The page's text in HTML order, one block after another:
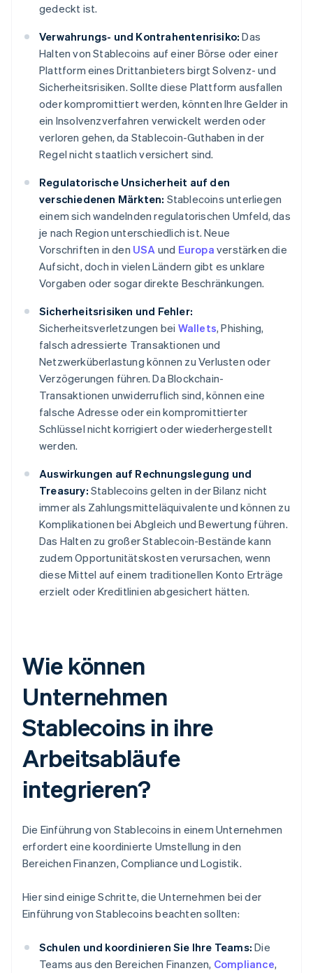
gedeckt ist.
Verwahrungs- und Kontrahentenrisiko: Das
Halten von Stablecoins auf einer Börse oder einer
Plattform eines Drittanbieters birgt Solvenz- und
Sicherheitsrisiken. Sollte diese Plattform ausfallen
oder kompromittiert werden, könnten Ihre Gelder in
ein Insolvenzverfahren verwickelt werden oder
verloren gehen, da Stablecoin-Guthaben in der
Regel nicht staatlich versichert sind.
Regulatorische Unsicherheit auf den
verschiedenen Märkten: Stablecoins unterliegen
einem sich wandelnden regulatorischen Umfeld, das
je nach Region unterschiedlich ist. Neue
Vorschriften in den USA und Europa verstärken die
Aufsicht, doch in vielen Ländern gibt es unklare
Vorgaben oder sogar direkte Beschränkungen.
Sicherheitsrisiken und Fehler:
Sicherheitsverletzungen bei Wallets, Phishing,
falsch adressierte Transaktionen und
Netzwerküberlastung können zu Verlusten oder
Verzögerungen führen. Da Blockchain-
Transaktionen unwiderruflich sind, können eine
falsche Adresse oder ein kompromittierter
Schlüssel nicht korrigiert oder wiederhergestellt
werden.
Auswirkungen auf Rechnungslegung und
Treasury: Stablecoins gelten in der Bilanz nicht
immer als Zahlungsmitteläquivalente und können zu
Komplikationen bei Abgleich und Bewertung führen.
Das Halten zu großer Stablecoin-Bestände kann
zudem Opportunitätskosten verursachen, wenn
diese Mittel auf einem traditionellen Konto Erträge
erzielt oder Kreditlinien abgesichert hätten.
Wie können
Unternehmen
Stablecoins in ihre
Arbeitsabläufe
integrieren?
Die Einführung von Stablecoins in einem Unternehmen
erfordert eine koordinierte Umstellung in den
Bereichen Finanzen, Compliance und Logistik.
Hier sind einige Schritte, die Unternehmen bei der
Einführung von Stablecoins beachten sollten:
Schulen und koordinieren Sie Ihre Teams: Die
Teams aus den Bereichen Finanzen, Compliance,